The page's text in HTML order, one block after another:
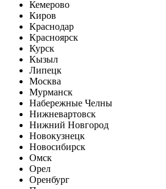
Кемерово
Киров
Краснодар
Красноярск
Курск
Кызыл
Липецк
Москва
Мурманск
Набережные Челны
Нижневартовск
Нижний Новгород
Новокузнецк
Новосибирск
Омск
Орел
Оренбург